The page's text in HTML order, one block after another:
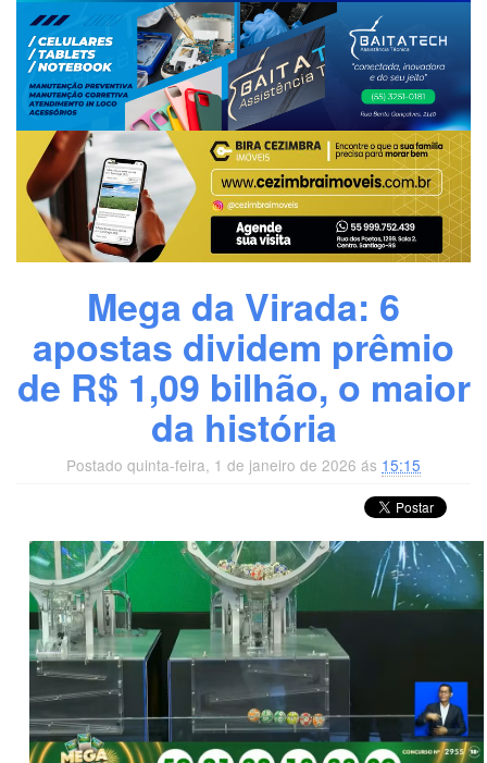
Mega da Virada: 6
apostas dividem prêmio
de R$ 1,09 bilhão, o maior
da história
Postado quinta-feira, 1 de janeiro de 2026 ás 15:15